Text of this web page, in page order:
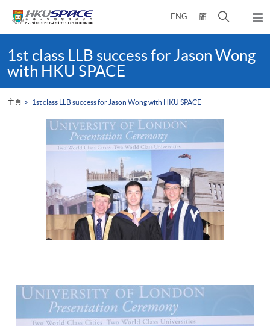
ENG 簡
開
尋
面
彈
出
選
content
start1st class LLB success for Jason Wong
with HKU SPACE
主頁 1st class LLB success for Jason Wong with HKU SPACE